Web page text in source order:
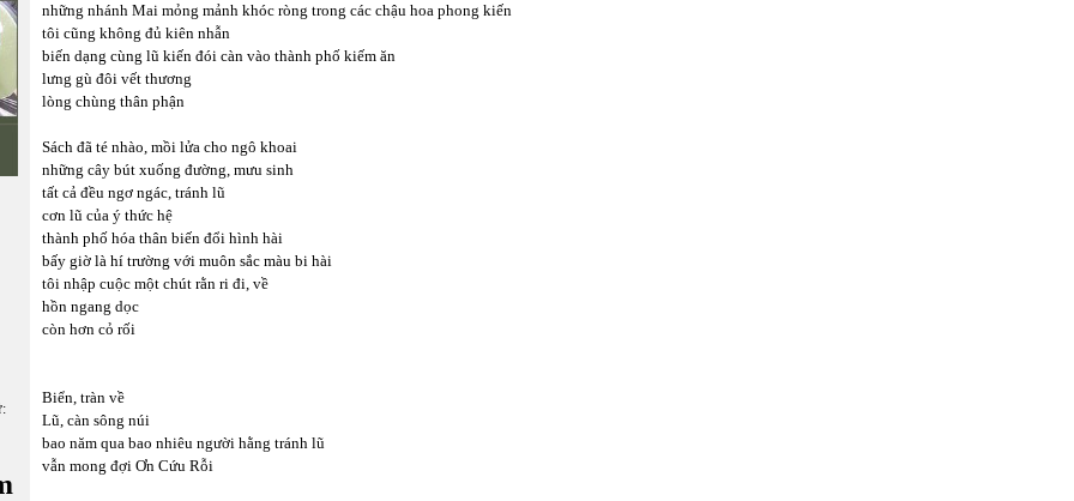
những nhánh Mai mỏng mảnh khóc ròng trong các chậu hoa phong kiến
tôi cũng không đủ kiên nhẫn
biến dạng cùng lũ kiến đói càn vào thành phố kiếm ăn
lưng gù đôi vết thương
lòng chùng thân phận
Sách đã té nhào, mồi lửa cho ngô khoai
những cây bút xuống đường, mưu sinh
tất cả đều ngơ ngác, tránh lũ
cơn lũ của ý thức hệ
thành phố hóa thân biến đổi hình hài
bấy giờ là hí trường với muôn sắc màu bi hài
tôi nhập cuộc một chút rằn ri đi, về
hồn ngang dọc
còn hơn cỏ rối
Biển, tràn về
Lũ, càn sông núi
bao năm qua bao nhiêu người hằng tránh lũ
vẫn mong đợi Ơn Cứu Rỗi